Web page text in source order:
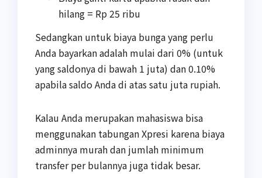
hilang = Rp 25 ribu
Sedangkan untuk biaya bunga yang perlu
Anda bayarkan adalah mulai dari 0% (untuk
yang saldonya di bawah 1 juta) dan 0.10%
apabila saldo Anda di atas satu juta rupiah.
Kalau Anda merupakan mahasiswa bisa
menggunakan tabungan Xpresi karena biaya
adminnya murah dan jumlah minimum
transfer per bulannya juga tidak besar.